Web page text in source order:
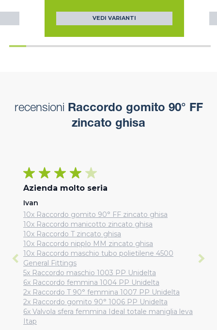
VEDI VARIANTI
recensioni Raccordo gomito 90° FF
zincato ghisa
Azienda molto seria
Ivan
10x Raccordo gomito 90° FF zincato ghisa
10x Raccordo manicotto zincato ghisa
10x Raccordo T zincato ghisa
10x Raccordo nipplo MM zincato ghisa
10x Raccordo maschio tubo polietilene 4500
General Fittings
5x Raccordo maschio 1003 PP Unidelta
6x Raccordo femmina 1004 PP Unidelta
2x Raccordo T 90° femmina 1007 PP Unidelta
2x Raccordo gomito 90° 1006 PP Unidelta
6x Valvola sfera femmina Ideal totale maniglia leva
Itap